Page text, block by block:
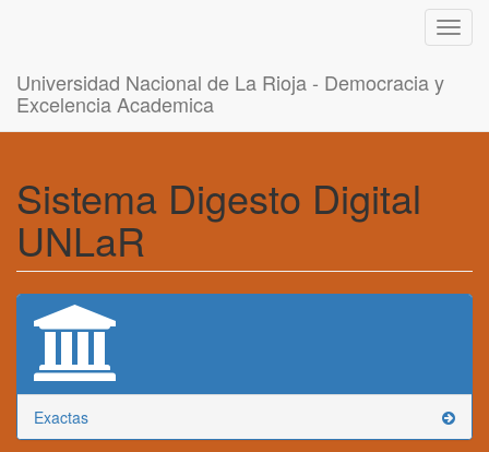
Universidad Nacional de La Rioja - Democracia y
Excelencia Academica
Sistema Digesto Digital
UNLaR
Exactas